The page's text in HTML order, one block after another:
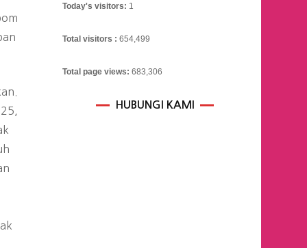
Today's visitors: 1
Total visitors : 654,499
Total page views: 683,306
HUBUNGI KAMI